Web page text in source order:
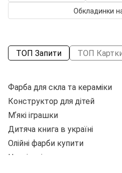
Обкладинки
ТОП Запити ТОП
Фарба для скла та кераміки
Конструктор для дітей
Мʼякі іграшки
Дитяча книга в україні
Олійні фарби купити
Настільні лампи купити